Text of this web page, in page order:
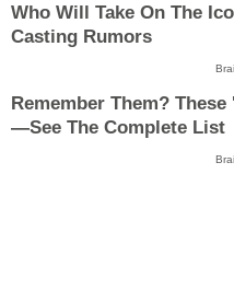
Who Will Take On The
Casting Rumors
Remember Them?
—See The Complete List